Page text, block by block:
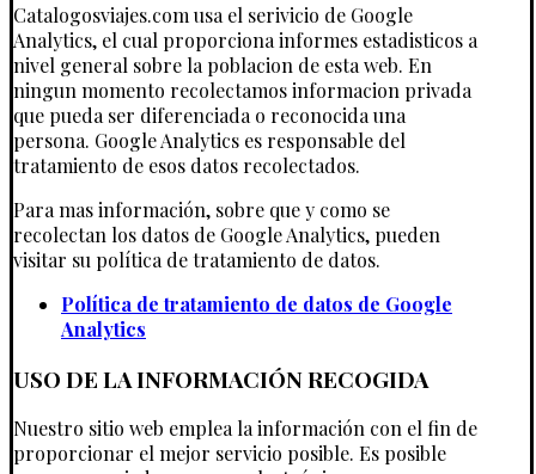
Catalogosviajes.com usa el serivicio de Google
Analytics, el cual proporciona informes estadisticos a
nivel general sobre la poblacion de esta web. En
ningun momento recolectamos informacion privada
que pueda ser diferenciada o reconocida una
persona. Google Analytics es responsable del
tratamiento de esos datos recolectados.
Para mas información, sobre que y como se
recolectan los datos de Google Analytics, pueden
visitar su política de tratamiento de datos.
Política de tratamiento de datos de Google
Analytics
USO DE LA INFORMACIÓN RECOGIDA
Nuestro sitio web emplea la información con el fin de
proporcionar el mejor servicio posible. Es posible